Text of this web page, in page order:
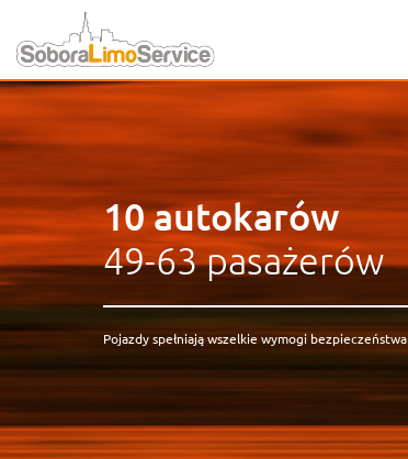
10 autokarów
49-63 pasażerów
Pojazdy spełniają wszelkie wymogi bezpieczeństwa